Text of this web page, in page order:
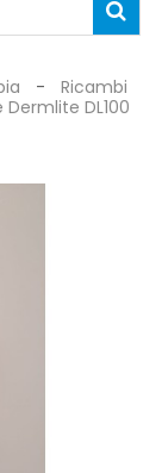
Ricambi
DL100